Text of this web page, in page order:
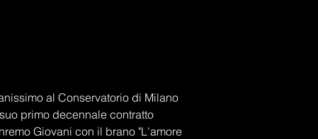
al Conservatorio di Milano
primo decennale contratto
Giovani con il brano "L'amore